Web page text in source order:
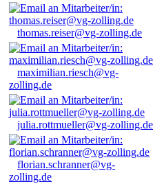
thomas.reiser@vg-zolling.de
maximilian.riesch@vg-
zolling.de
julia.rottmueller@vg-zolling.de
florian.schranner@vg-
zolling.de